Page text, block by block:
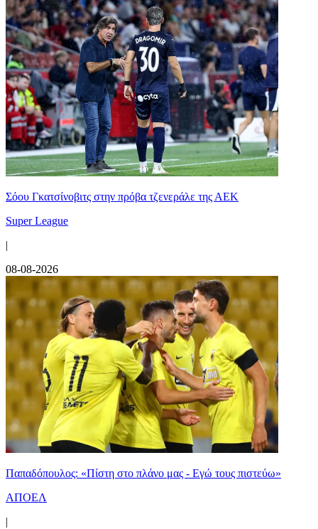
Σόου Γκατσίνοβιτς στην πρόβα τζενεράλε της ΑΕΚ
Super League
|
08-08-2026
Παπαδόπουλος: «Πίστη στο πλάνο μας - Εγώ τους πιστεύω»
ΑΠΟΕΛ
|